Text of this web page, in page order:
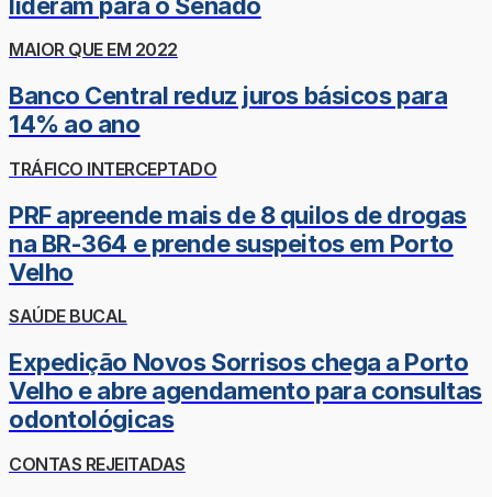
MAIOR QUE EM 2022
Banco Central reduz juros básicos para
14% ao ano
TRÁFICO INTERCEPTADO
PRF apreende mais de 8 quilos de drogas
na BR-364 e prende suspeitos em Porto
Velho
SAÚDE BUCAL
Expedição Novos Sorrisos chega a Porto
Velho e abre agendamento para consultas
odontológicas
CONTAS REJEITADAS